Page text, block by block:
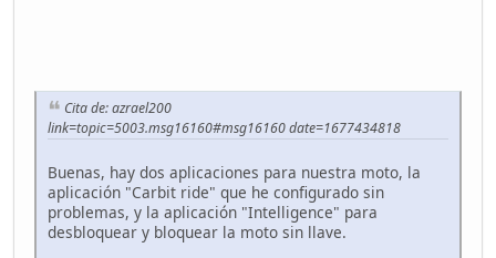
Cita de: azrael200
link=topic=5003.msg16160#msg16160 date=1677434818
Buenas, hay dos aplicaciones para nuestra moto, la
aplicación "Carbit ride" que he configurado sin
problemas, y la aplicación "Intelligence" para
desbloquear y bloquear la moto sin llave.